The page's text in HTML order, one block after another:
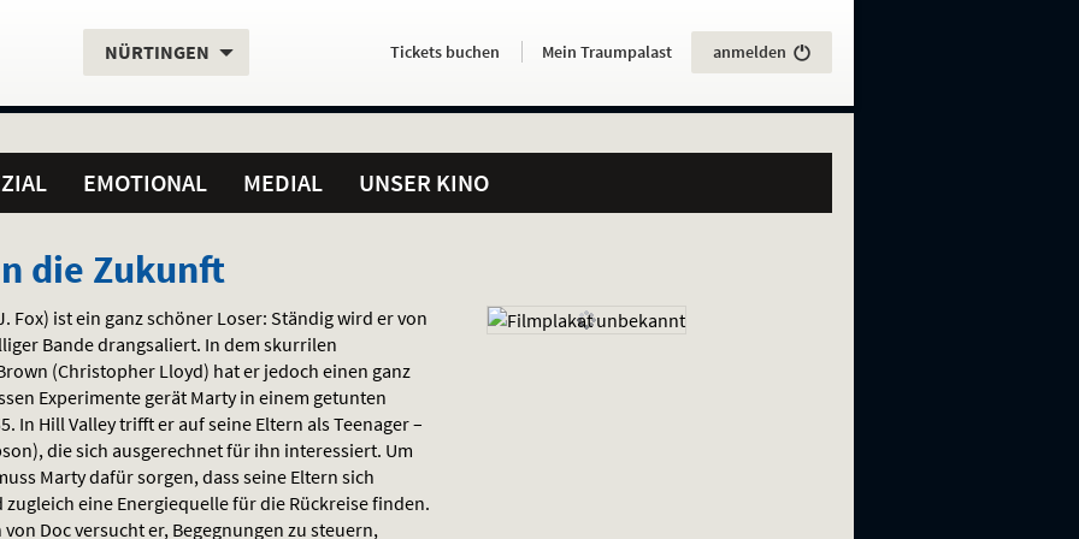
Aktueller
NÜRTINGEN Servicefunktionen
Aktuelles
HierTickets buchen . Mein Traumpalast anmelden
EMOTIONAL MEDIAL UNSER KINO
die Zukunft
Fox) ist ein ganz schöner Loser: Ständig wird er von
Bande drangsaliert. In dem skurrilen
(Christopher Lloyd) hat er jedoch einen ganz
Experimente gerät Marty in einem getunten
In Hill Valley trifft er auf seine Eltern als Teenager –
die sich ausgerechnet für ihn interessiert. Um
Marty dafür sorgen, dass seine Eltern sich
eine Energiequelle für die Rückreise finden.
Doc versucht er, Begegnungen zu steuern,